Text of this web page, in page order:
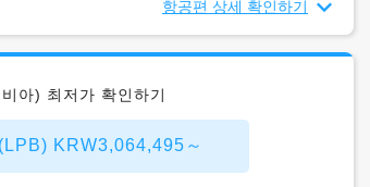
항공편 상세 확인하기
아) 최저가 확인하기
KRW3,064,495～